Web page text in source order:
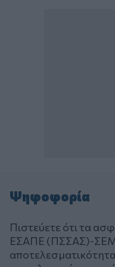
Ψηφοφορία
Πιστεύετε ότι τα
ΕΣΑΠΕ (ΠΣΣΑΣ)-